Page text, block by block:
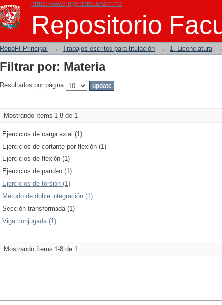
https://www.ingenieria.unam.mx
Repositorio
Filtrar por: Materia
RepoFI Principal → Trabajos escritos para titulación → 1. Licenciatura
Filtrar por: Materia
Resultados por página:
Mostrando ítems 1-8 de 1
Ejercicios de carga axial (1)
Ejercicios de cortante por flexión (1)
Ejercicios de flexión (1)
Ejercicios de pandeo (1)
Ejercicios de torsión (1)
Método de doble integración (1)
Sección transformada (1)
Viga conjugada (1)
Mostrando ítems 1-8 de 1